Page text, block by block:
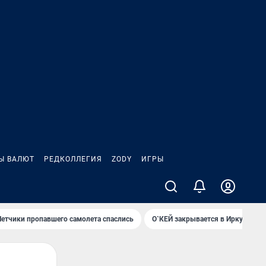
ВАЛЮТ РЕДКОЛЛЕГИЯ ZODY ИГРЫ
пропавшего самолета спаслись О`КЕЙ закрывается в Иркутске